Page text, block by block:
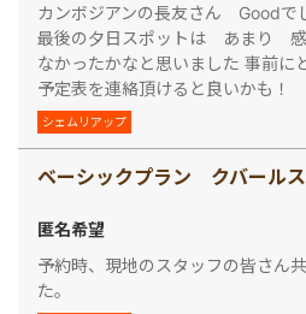
カンボジアンの長友さん Goodで
最後の夕日スポットは あまり
なかったかなと思いました 事前に
予定表を連絡頂けると良いかも！
シェムリアップ
匿名希望
予約時、現地のスタッフの皆さん
た。